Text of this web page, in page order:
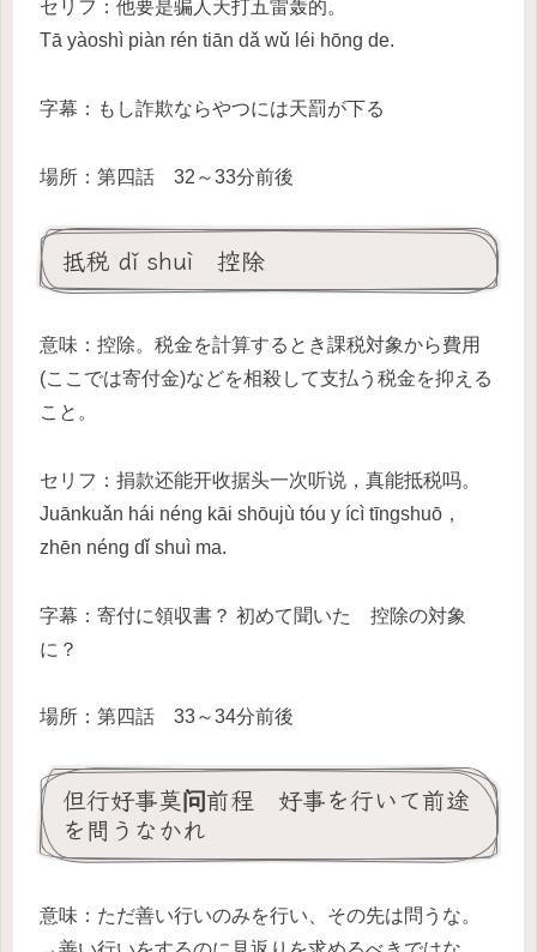
セリフ：他要是骗人天打五雷轰的。
Tā yàoshì piàn rén tiān dǎ wǔ léi hōng de.
字幕：もし詐欺ならやつには天罰が下る
場所：第四話 32～33分前後
抵税 dǐ shuì 控除
意味：控除。税金を計算するとき課税対象から費用
(ここでは寄付金)などを相殺して支払う税金を抑える
こと。
セリフ：捐款还能开收据头一次听说，真能抵税吗。
Juānkuǎn hái néng kāi shōujù tóu y ícì tīngshuō，
zhēn néng dǐ shuì ma.
字幕：寄付に領収書？ 初めて聞いた 控除の対象
に？
場所：第四話 33～34分前後
但行好事莫问前程 好事を行いて前途
を問うなかれ
意味：ただ善い行いのみを行い、その先は問うな。